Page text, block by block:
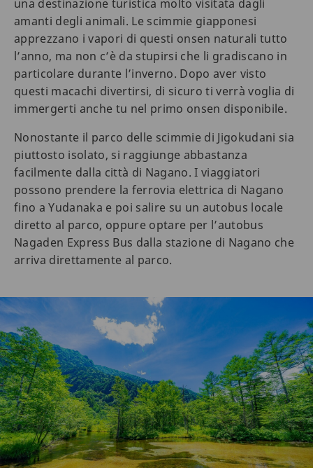
una destinazione turistica molto visitata dagli
amanti degli animali. Le scimmie giapponesi
apprezzano i vapori di questi onsen naturali tutto
l’anno, ma non c’è da stupirsi che li gradiscano in
particolare durante l’inverno. Dopo aver visto
questi macachi divertirsi, di sicuro ti verrà voglia di
immergerti anche tu nel primo onsen disponibile.
Nonostante il parco delle scimmie di Jigokudani sia
piuttosto isolato, si raggiunge abbastanza
facilmente dalla città di Nagano. I viaggiatori
possono prendere la ferrovia elettrica di Nagano
fino a Yudanaka e poi salire su un autobus locale
diretto al parco, oppure optare per l’autobus
Nagaden Express Bus dalla stazione di Nagano che
arriva direttamente al parco.